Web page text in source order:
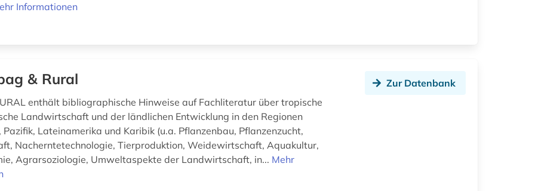
Informationen
& Rural
enthält bibliographische Hinweise auf Fachliteratur über tropische
Landwirtschaft und der ländlichen Entwicklung in den Regionen
Lateinamerika und Karibik (u.a. Pflanzenbau, Pflanzenzucht,
Nacherntetechnologie, Tierproduktion, Weidewirtschaft, Aquakultur,
Agrarsoziologie, Umweltaspekte der Landwirtschaft, in... Mehr
Zur Datenbank